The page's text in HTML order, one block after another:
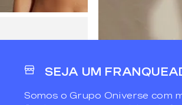
SEJA UM
Somos o Grupo Oniverse com